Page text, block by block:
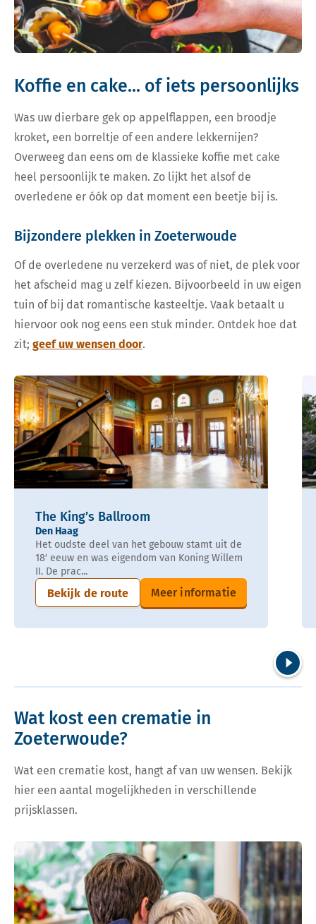
Koffie en cake... of iets persoonlijks
Was uw dierbare gek op appelflappen, een broodje
kroket, een borreltje of een andere lekkernijen?
Overweeg dan eens om de klassieke koffie met cake
heel persoonlijk te maken. Zo lijkt het alsof de
overledene er óók op dat moment een beetje bij is.
Bijzondere plekken in Zoeterwoude
Of de overledene nu verzekerd was of niet, de plek voor
het afscheid mag u zelf kiezen. Bijvoorbeeld in uw eigen
tuin of bij dat romantische kasteeltje. Vaak betaalt u
hiervoor ook nog eens een stuk minder. Ontdek hoe dat
zit; geef uw wensen door.
The King’s Ballroom
Den Haag
Het oudste deel van het gebouw stamt uit de
18′ eeuw en was eigendom van Koning Willem
II. De prac...
Bekijk de route Meer informatie
Wat kost een crematie in
Zoeterwoude?
Wat een crematie kost, hangt af van uw wensen. Bekijk
hier een aantal mogelijkheden in verschillende
prijsklassen.
Bekijk tarieven voor crematie